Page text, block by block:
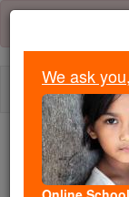
Skip
content
We ask you,
We ask